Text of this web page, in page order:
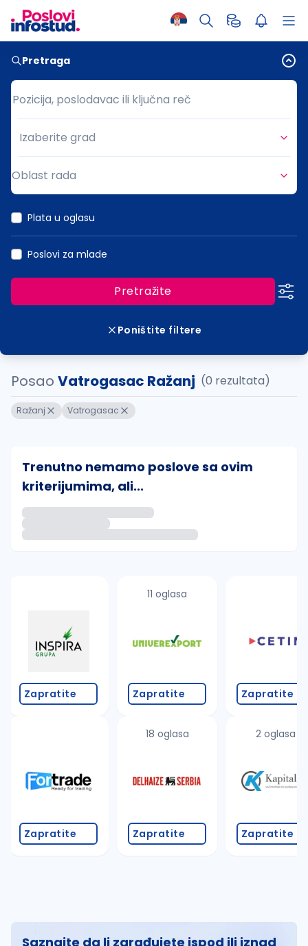
Pretraga
Pozicija, poslodavac ili ključna reč
Pozicija, poslodavac ili ključna reč
Grad
Izaberite grad
Oblast rada
Plata u oglasu
Poslovi za mlade
Pretražite
Poništite filtere
Posao Vatrogasac Ražanj (0 rezultata)
Ražanj Vatrogasac
Trenutno nemamo poslove sa ovim
kriterijumima, ali...
Takođe možete da:
proverite pravopisne greške (koristite č, ć, š, đ,
promenite odabrane filtere pretrage
Zapratite
Zapratite
11 oglasa
Zapratite
18 oglasa
Zapratite
Zapratite
2 oglasa
Zapratite
Saznajte da li zarađujete ispod ili iznad